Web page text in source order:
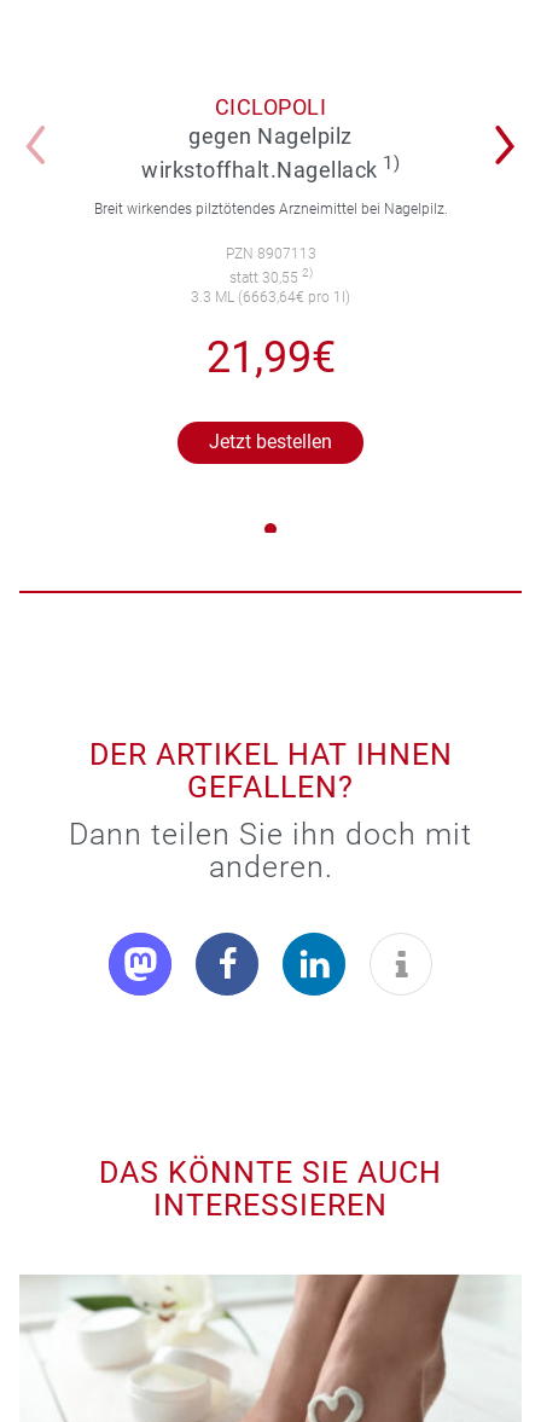
CICLOPOLI
gegen Nagelpilz
wirkstoffhalt.Nagellack 1)
Breit wirkendes pilztötendes Arzneimittel bei Nagelpilz.
PZN 8907113
statt 30,55 2)
3.3 ML (6663,64€ pro 1l)
21,99€
Jetzt bestellen
DER ARTIKEL HAT IHNEN
GEFALLEN?
Dann teilen Sie ihn doch mit
anderen.
DAS KÖNNTE SIE AUCH
INTERESSIEREN